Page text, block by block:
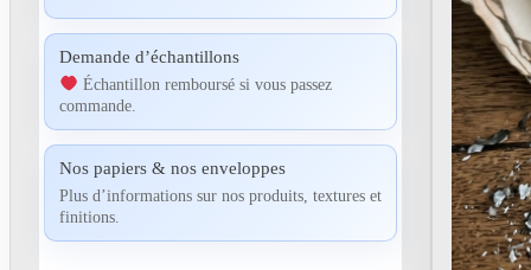
Demande d’échantillons
Échantillon remboursé si vous passez
commande.
Nos papiers & nos enveloppes
Plus d’informations sur nos produits, textures et
finitions.